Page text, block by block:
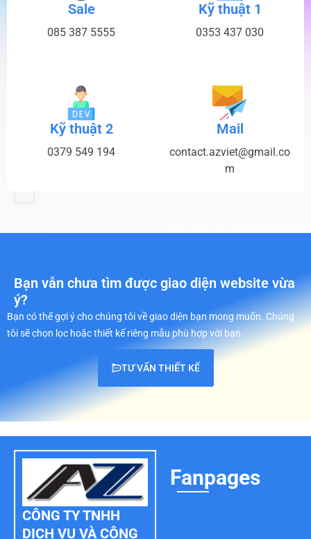
Sale
085 387 5555
Kỹ thuật 1
0353 437 030
Kỹ thuật 2
0379 549 194
Mail
contact.azviet@gmail.co
m
Bạn vẫn chưa tìm được giao diện website vừa
ý?
Bạn có thể gợi ý cho chúng tôi về giao diện bạn mong muốn. Chúng
tôi sẽ chọn lọc hoặc thiết kế riêng mẫu phù hợp với bạn.
TƯ VẤN THIẾT KẾ
CÔNG TY TNHH
DỊCH VỤ VÀ CÔNG
Fanpages